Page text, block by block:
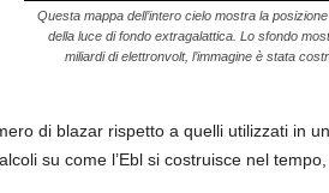
Questa mappa dell’intero cielo mostra la
della luce di fondo extragalattica. Lo sfondo
miliardi di elettronvolt, l’immagine è stata
di blazar rispetto a quelli utilizzati in
su come l’Ebl si costruisce nel